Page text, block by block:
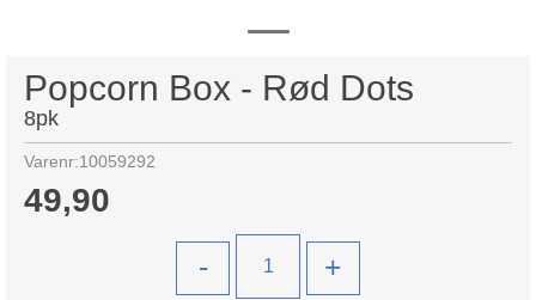
Popcorn Box - Rød Dots
8pk
Varenr:10059292
49,90
- +